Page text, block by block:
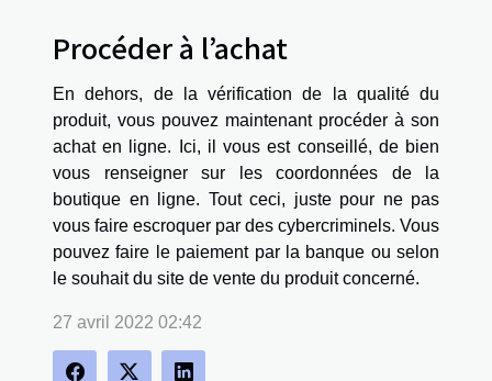
Procéder à l’achat
En dehors, de la vérification de la qualité du
produit, vous pouvez maintenant procéder à son
achat en ligne. Ici, il vous est conseillé, de bien
vous renseigner sur les coordonnées de la
boutique en ligne. Tout ceci, juste pour ne pas
vous faire escroquer par des cybercriminels. Vous
pouvez faire le paiement par la banque ou selon
le souhait du site de vente du produit concerné.
27 avril 2022 02:42